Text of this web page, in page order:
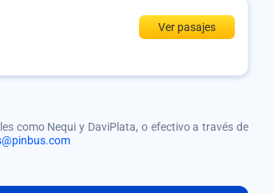
Ver pasajes
como Nequi y DaviPlata, o efectivo a través de